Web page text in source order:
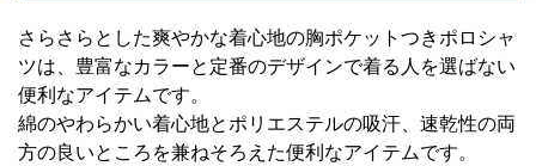
さらさらとした爽やかな着心地の胸ポケットつきポロシャ
ツは、豊富なカラーと定番のデザインで着る人を選ばない
便利なアイテムです。
綿のやわらかい着心地とポリエステルの吸汗、速乾性の両
方の良いところを兼ねそろえた便利なアイテムです。